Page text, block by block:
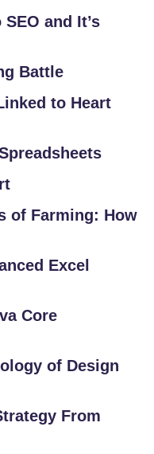
and It’s
Battle
to Heart
of Farming: How
Excel
Core
of Design
From